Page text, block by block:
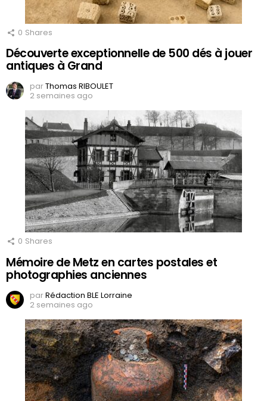
0 Shares
Découverte exceptionnelle de 500 dés à jouer
antiques à Grand
parThomas RIBOULET
2 semaines ago
0 Shares
Mémoire de Metz en cartes postales et
photographies anciennes
parRédaction BLE Lorraine
2 semaines ago